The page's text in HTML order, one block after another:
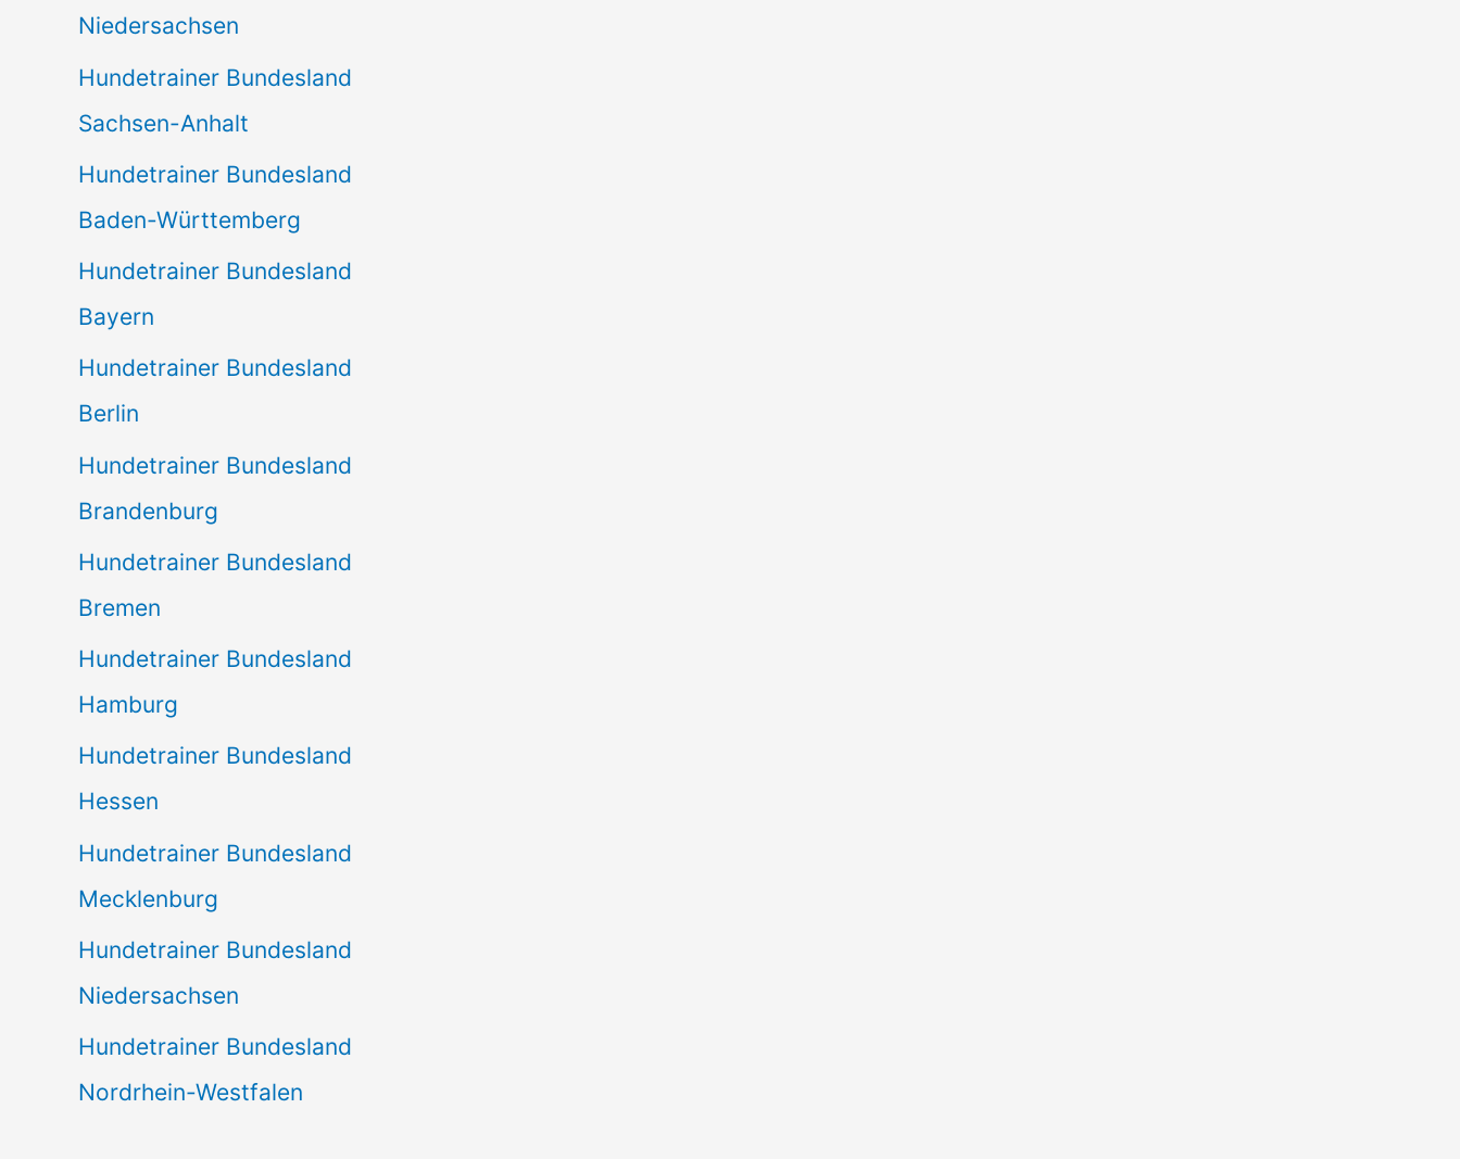
Niedersachsen
Hundetrainer Bundesland
Sachsen-Anhalt
Hundetrainer Bundesland
Baden-Württemberg
Hundetrainer Bundesland
Bayern
Hundetrainer Bundesland
Berlin
Hundetrainer Bundesland
Brandenburg
Hundetrainer Bundesland
Bremen
Hundetrainer Bundesland
Hamburg
Hundetrainer Bundesland
Hessen
Hundetrainer Bundesland
Mecklenburg
Hundetrainer Bundesland
Niedersachsen
Hundetrainer Bundesland
Nordrhein-Westfalen